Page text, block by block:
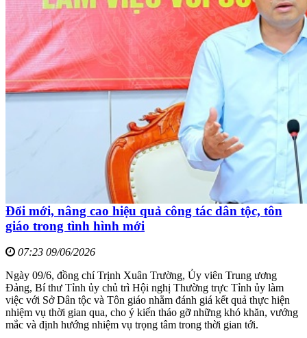
Đổi mới, nâng cao hiệu quả công tác dân tộc, tôn
giáo trong tình hình mới
07:23 09/06/2026
Ngày 09/6, đồng chí Trịnh Xuân Trường, Ủy viên Trung ương
Đảng, Bí thư Tỉnh ủy chủ trì Hội nghị Thường trực Tỉnh ủy làm
việc với Sở Dân tộc và Tôn giáo nhằm đánh giá kết quả thực hiện
nhiệm vụ thời gian qua, cho ý kiến tháo gỡ những khó khăn, vướng
mắc và định hướng nhiệm vụ trọng tâm trong thời gian tới.